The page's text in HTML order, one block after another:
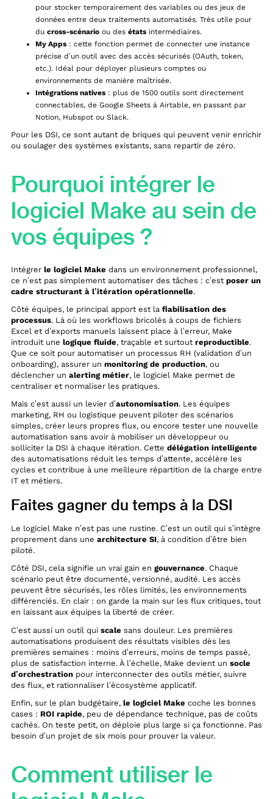
pour stocker temporairement des variables ou des jeux de
données entre deux traitements automatisés. Très utile pour
du cross-scénarioou des étatsintermédiaires.
My Apps: cette fonction permet de connecter une instance
précise d’un outil avec des accès sécurisés (OAuth, token,
etc.). Idéal pour déployer plusieurs comptes ou
environnements de manière maîtrisée.
Intégrations natives: plus de 1500 outils sont directement
connectables, de Google Sheets à Airtable, en passant par
Notion, Hubspot ou Slack.
Pour les DSI, ce sont autant de briques qui peuvent venir enrichir
ou soulager des systèmes existants, sans repartir de zéro.
Pourquoi intégrer le
logiciel Make au sein de
vos équipes ?
Intégrer le logiciel Make dans un environnement professionnel,
ce n’est pas simplement automatiser des tâches : c’est poser un
cadre structurant à l’itération opérationnelle.
Côté équipes, le principal apport est la fiabilisation des
processus. Là où les workflows bricolés à coups de fichiers
Excel et d’exports manuels laissent place à l’erreur, Make
introduit une logique fluide, traçable et surtout reproductible.
Que ce soit pour automatiser un processus RH (validation d’un
onboarding), assurer un monitoring de production, ou
déclencher un alerting métier, le logiciel Make permet de
centraliser et normaliser les pratiques.
Mais c’est aussi un levier d’autonomisation. Les équipes
marketing, RH ou logistique peuvent piloter des scénarios
simples, créer leurs propres flux, ou encore tester une nouvelle
automatisation sans avoir à mobiliser un développeur ou
solliciter la DSI à chaque itération. Cette délégation intelligente
des automatisations réduit les temps d’attente, accélère les
cycles et contribue à une meilleure répartition de la charge entre
IT et métiers.
Faites gagner du temps à la DSI
Le logiciel Make n’est pas une rustine. C’est un outil qui s’intègre
proprement dans une architecture SI, à condition d’être bien
piloté.
Côté DSI, cela signifie un vrai gain en gouvernance. Chaque
scénario peut être documenté, versionné, audité. Les accès
peuvent être sécurisés, les rôles limités, les environnements
différenciés. En clair : on garde la main sur les flux critiques, tout
en laissant aux équipes la liberté de créer.
C’est aussi un outil qui scale sans douleur. Les premières
automatisations produisent des résultats visibles dès les
premières semaines : moins d’erreurs, moins de temps passé,
plus de satisfaction interne. À l’échelle, Make devient un socle
d’orchestrationpour interconnecter des outils métier, suivre
des flux, et rationnaliser l’écosystème applicatif.
Enfin, sur le plan budgétaire, le logiciel Make coche les bonnes
cases : ROI rapide, peu de dépendance technique, pas de coûts
cachés. On teste petit, on déploie plus large si ça fonctionne. Pas
besoin d’un projet de six mois pour prouver la valeur.
Comment utiliser le